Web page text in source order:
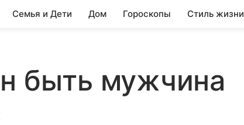
Семья и Дети Дом Гороскопы Стиль жизни
быть мужчина